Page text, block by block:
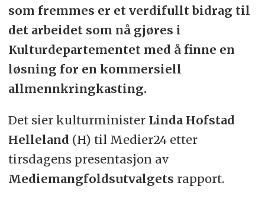
som fremmes er et verdifullt bidrag til
det arbeidet som nå gjøres i
Kulturdepartementet med å finne en
løsning for en kommersiell
allmennkringkasting.
Det sier kulturminister Linda Hofstad
Helleland (H) til Medier24 etter
tirsdagens presentasjon av
Mediemangfoldsutvalgets rapport.